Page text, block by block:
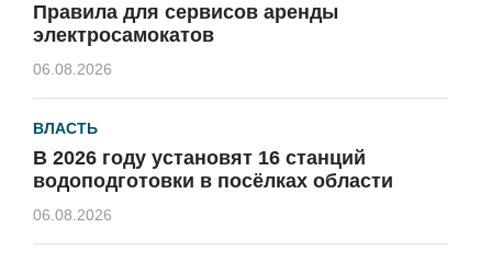
Правила для сервисов аренды
электросамокатов
06.08.2026
ВЛАСТЬ
В 2026 году установят 16 станций
водоподготовки в посёлках области
06.08.2026